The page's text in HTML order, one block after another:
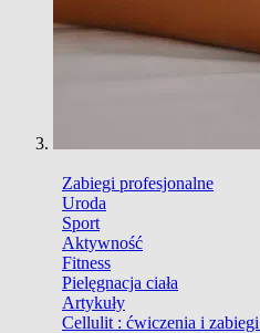
Zabiegi profesjonalne
Uroda
Sport
Aktywność
Fitness
Pielęgnacja ciała
Artykuły
Cellulit : ćwiczenia i